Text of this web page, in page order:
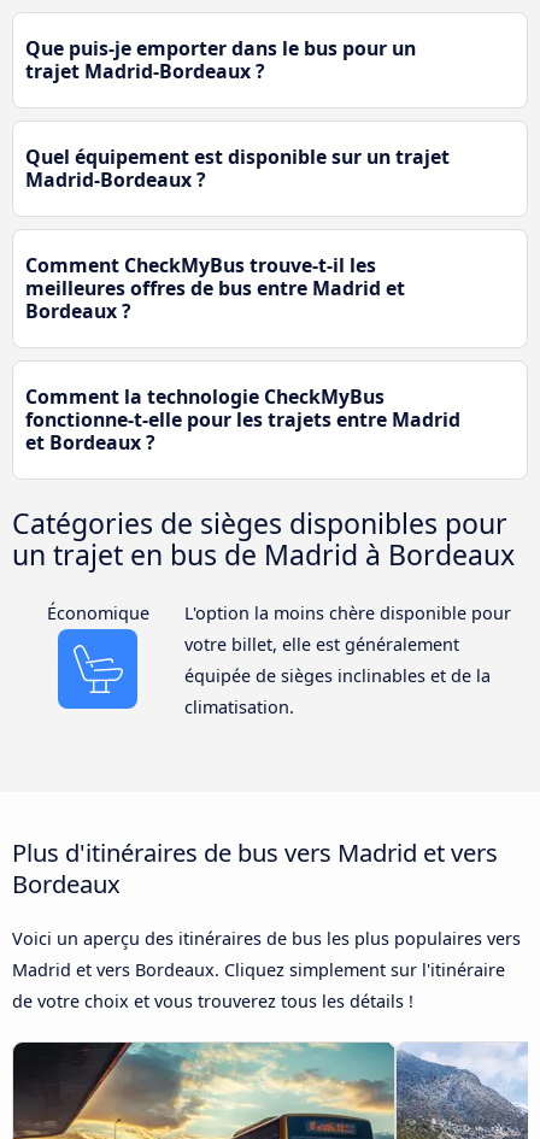
Que puis-je emporter dans le bus pour un
trajet Madrid-Bordeaux ?
Quel équipement est disponible sur un trajet
Madrid-Bordeaux ?
Comment CheckMyBus trouve-t-il les
meilleures offres de bus entre Madrid et
Bordeaux ?
Comment la technologie CheckMyBus
fonctionne-t-elle pour les trajets entre Madrid
et Bordeaux ?
Catégories de sièges disponibles pour
un trajet en bus de Madrid à Bordeaux
Économique
L'option la moins chère disponible pour
votre billet, elle est généralement
équipée de sièges inclinables et de la
climatisation.
Plus d'itinéraires de bus vers Madrid et vers
Bordeaux
Voici un aperçu des itinéraires de bus les plus populaires vers
Madrid et vers Bordeaux. Cliquez simplement sur l'itinéraire
de votre choix et vous trouverez tous les détails !